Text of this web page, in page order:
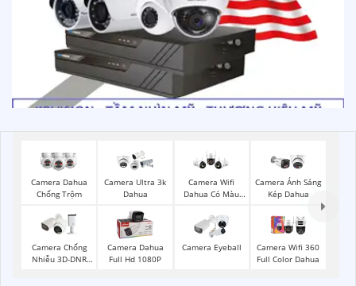
Camera Dahua
Chống Trộm
Camera Ultra 3k
Dahua
Camera Wifi
Dahua Có Màu
Camera Ánh Sáng
Kép Dahua
Camera Chống
Nhiễu 3D-DNR
Camera Dahua
Full Hd 1080P
Camera Eyeball
Camera Wifi 360
Full Color Dahua